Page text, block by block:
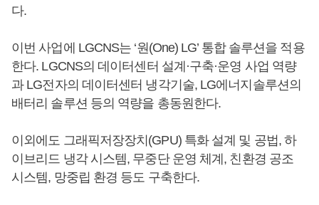
다.
이번 사업에 LGCNS는 ‘원(One) LG’ 통합 솔루션을 적용
한다. LGCNS의 데이터센터 설계·구축·운영 사업 역량
과 LG전자의 데이터센터 냉각기술, LG에너지솔루션의
배터리 솔루션 등의 역량을 총동원한다.
이외에도 그래픽저장장치(GPU) 특화 설계 및 공법, 하
이브리드 냉각 시스템, 무중단 운영 체계, 친환경 공조
시스템, 망중립 환경 등도 구축한다.